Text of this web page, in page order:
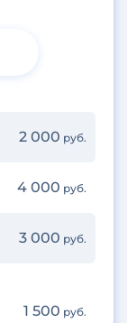
2 000 руб.
4 000 руб.
3 000 руб.
1 500 руб.